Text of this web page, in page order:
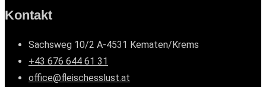
Kontakt
Sachsweg 10/2 A-4531 Kematen/Krems
+43 676 644 61 31
office@fleischesslust.at